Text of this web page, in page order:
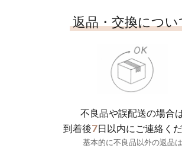
返品・交換につい
不良品や誤配送の場合
到着後7日以内にご連絡く
基本的に不良品以外の返品は